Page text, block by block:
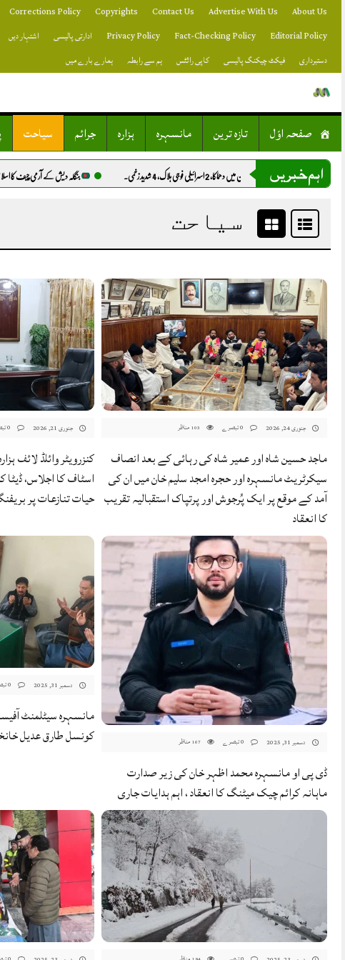
to
About Us
Advertise With Us
Contact Us
Copyrights
Corrections Policy
Editorial Policy
Fact-Checking Policy
Privacy Policy ادارتی پالیسی اشتہار دیں
دستبرداری
فیکٹ چیکنگ پالیسی کاپی رائٹس ہم سے رابطہ ہمارے بارے میں
صفحہ اوّل تازہ ترین مانسہرہ ہزارہ جرائم سیاحت
اہم خبریںلبنان میں دھماکا، 2 اسرائیلی فوجی ہلاک، 4 شدید زخمی. بنگلہ دیش کے آرمی چیف کا اسلامی معاشرے اور
سیاحت
جنوری 24, 2026 103 مناظر
ماجد حسین شاہ اور عمیر شاہ کی رہائی کے بعد انصاف
سیکرٹریٹ مانسہرہ اور حجرہ امجد سلیم خان میں ان کی
آمد کے موقع پر ایک پُرجوش اور پرتپاک استقبالیہ تقریب
کا انعقاد
جنوری 21, 2026
کنزرویٹر وائلڈ لائف
اسٹاف کا اجلاس،
حیات تنازعات پر
دسمبر 31, 2025 167 مناظر
ڈی پی او مانسہرہ محمد اظہر خان کی زیر صدارت
ماہانہ کرائم چیک میٹنگ کا انعقاد ، اہم ہدایات جاری
دسمبر 31, 2025
مانسہرہ سیٹلمنٹ
کونسل طارق عدیل